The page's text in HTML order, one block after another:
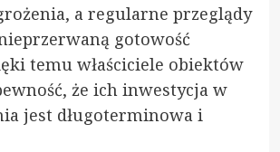
a regularne przeglądy
gotowość
temu właściciele obiektów
że ich inwestycja w
jest długoterminowa i